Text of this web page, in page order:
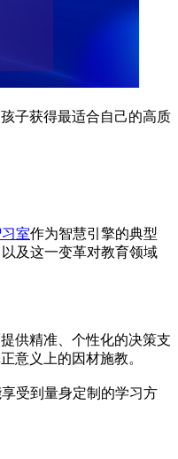
子获得最适合自己的高质
室作为智慧引擎的典型
及这一变革对教育领域
供精准、个性化的决策支
意义上的因材施教。
受到量身定制的学习方